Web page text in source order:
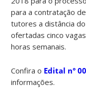
para a contratação
tutores a distância
ofertadas cinco
horas semanais.
Confira o Edital n°
informações.